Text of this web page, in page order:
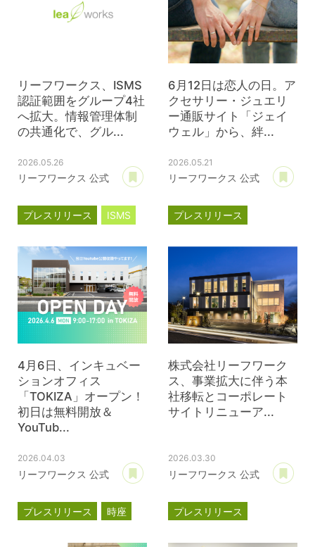
リーフワークス、ISMS
認証範囲をグループ4社
へ拡大。情報管理体制
の共通化で、グル...
2026.05.26
リーフワークス 公式
あとで読む
プレスリリース ISMS
6月12日は恋人の日。ア
クセサリー・ジュエリ
ー通販サイト「ジェイ
ウェル」から、絆...
2026.05.21
リーフワークス 公式
プレスリリース
4月6日、インキュベー
ションオフィス
「TOKIZA」オープン！
初日は無料開放＆
YouTub...
2026.04.03
リーフワークス 公式
あとで読む
プレスリリース
時座
株式会社リーフワーク
ス、事業拡大に伴う本
社移転とコーポレート
サイトリニューア...
2026.03.30
リーフワークス 公式
プレスリリース